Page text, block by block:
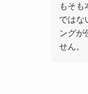
もそも
ではな
ングが
せん。